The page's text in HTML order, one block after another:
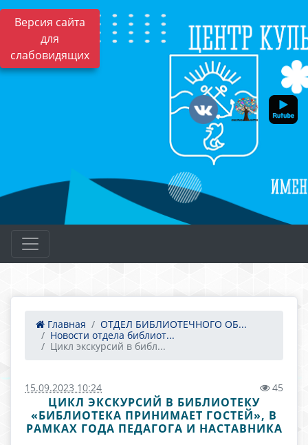
Версия сайта
для
слабовидящих
Главная
ОТДЕЛ БИБЛИОТЕЧНОГО ОБ...
Новости отдела библиот...
Цикл экскурсий в библ...
15.09.2023 10:24 45
ЦИКЛ ЭКСКУРСИЙ В БИБЛИОТЕКУ
«БИБЛИОТЕКА ПРИНИМАЕТ ГОСТЕЙ», В
РАМКАХ ГОДА ПЕДАГОГА И НАСТАВНИКА